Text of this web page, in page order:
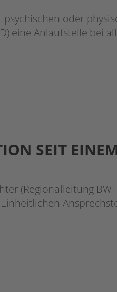
oder
eine Anlaufstelle bei
SEIT
(Regionalleitung